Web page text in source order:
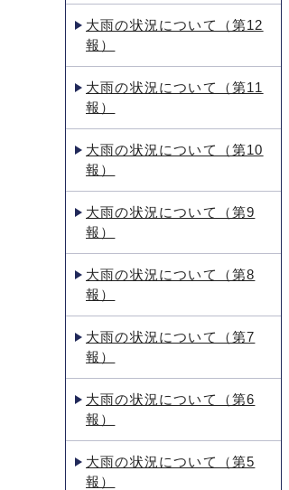
大雨の状況について（第12
報）
大雨の状況について（第11
報）
大雨の状況について（第10
報）
大雨の状況について（第9
報）
大雨の状況について（第8
報）
大雨の状況について（第7
報）
大雨の状況について（第6
報）
大雨の状況について（第5
報）